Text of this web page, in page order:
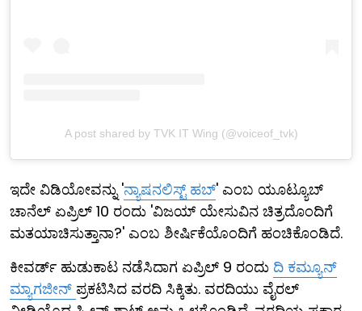
A post shared by TVK IT Wing (@voiceof_tvk)
ಇದೇ ವಿಡಿಯೋವನ್ನು 'ನ್ಯಾಷನಲಿಸ್ಟ್ ಹಬ್' ಎಂಬ ಯೂಟ್ಯೂಬ್
ಚಾನೆಲ್ ಏಪ್ರಿಲ್ 10 ರಂದು 'ವಿಜಯ್ ಯೇಸುವಿನ ಚಿತ್ರದೊಂದಿಗೆ
ಮತಯಾಚಿಸುತ್ತಾನಾ?' ಎಂಬ ಶೀರ್ಷಿಕೆಯೊಂದಿಗೆ ಹಂಚಿಕೊಂಡಿದೆ.
ಕೀವರ್ಡ್ ಹುಡುಕಾಟ ನಡೆಸಿದಾಗ ಏಪ್ರಿಲ್ 9 ರಂದು ದಿ ಕಮ್ಯೂನ್
ಮ್ಯಾಗಜೀನ್ ಪ್ರಕಟಿಸಿದ ವರದಿ ಸಿಕ್ಕಿತು. ವರದಿಯು ವೈರಲ್